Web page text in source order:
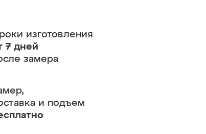
изготовления
7 дней
замера
и подъем